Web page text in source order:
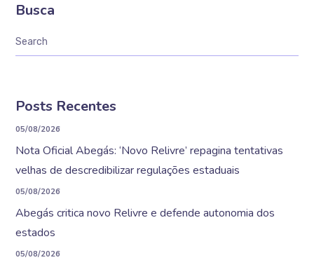
Busca
Posts Recentes
05/08/2026
Nota Oficial Abegás: ‘Novo Relivre’ repagina tentativas
velhas de descredibilizar regulações estaduais
05/08/2026
Abegás critica novo Relivre e defende autonomia dos
estados
05/08/2026